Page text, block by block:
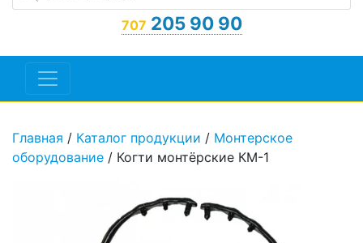
707 205 90 90
Главная / Каталог продукции / Монтерское
оборудование / Когти монтёрские КМ-1